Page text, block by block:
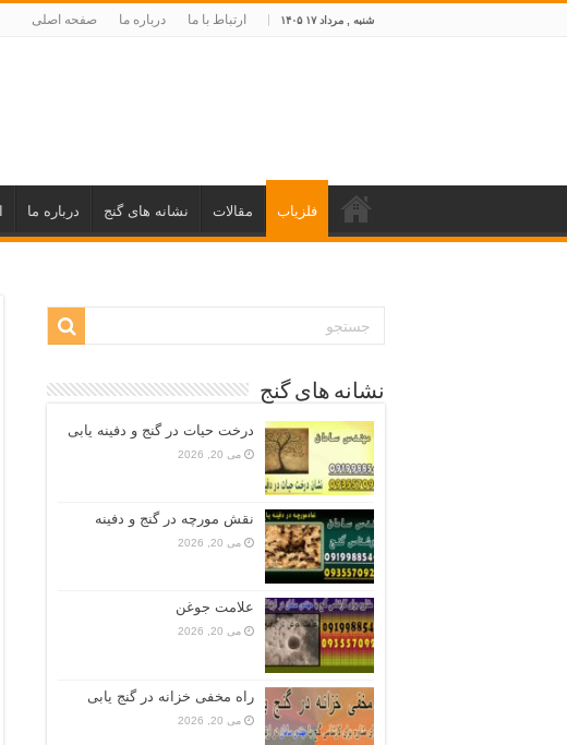
شنبه , مرداد ۱۷ ۱۴۰۵ ارتباط با ما درباره ما صفحه اصلی
فلزیاب مقالات نشانه های گنج درباره ما
نشانه های گنج
درخت حیات در گنج و دفینه یابی
می 20, 2026
نقش مورچه در گنج و دفینه
می 20, 2026
علامت جوغن
می 20, 2026
راه مخفی خزانه در گنج یابی
می 20, 2026